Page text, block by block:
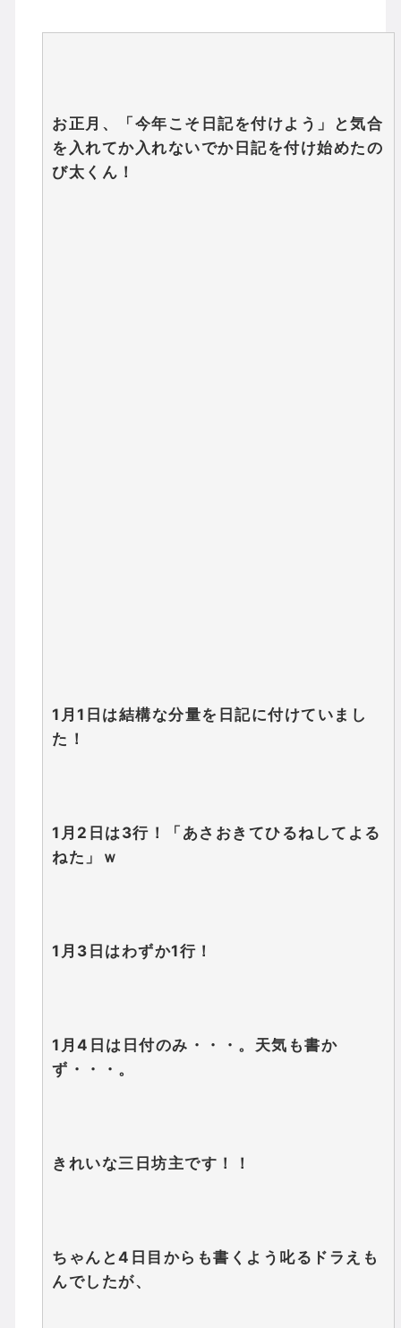
お正月、「今年こそ日記を付けよう」と気合
を入れてか入れないでか日記を付け始めたの
び太くん！
1月1日は結構な分量を日記に付けていまし
た！
1月2日は3行！「あさおきてひるねしてよる
ねた」ｗ
1月3日はわずか1行！
1月4日は日付のみ・・・。天気も書か
ず・・・。
きれいな三日坊主です！！
ちゃんと4日目からも書くよう叱るドラえも
んでしたが、